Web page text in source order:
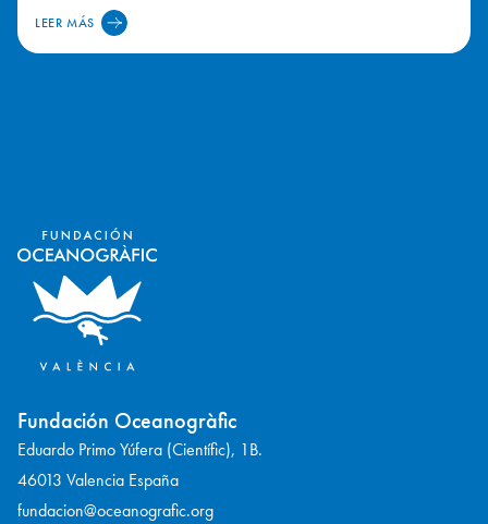
LEER MÁS
Fundación Oceanogràfic
Eduardo Primo Yúfera (Científic), 1B.
46013 Valencia España
fundacion@oceanografic.org